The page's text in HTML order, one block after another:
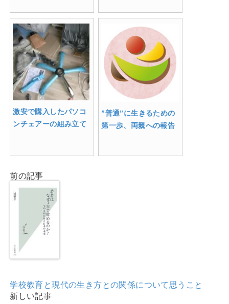
激安で購入したパソコ
ンチェアーの組み立て
”普通”に生きるための
第一歩、両親への報告
前の記事
学校教育と現代の生き方との関係について思うこと
新しい記事